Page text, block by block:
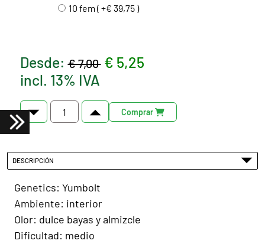
10 fem ( +€ 39,75 )
Desde:€ 7,00 € 5,25
incl. 13% IVA
Comprar
DESCRIPCIÓN
Genetics: Yumbolt
Ambiente: interior
Olor: dulce bayas y almizcle
Dificultad: medio